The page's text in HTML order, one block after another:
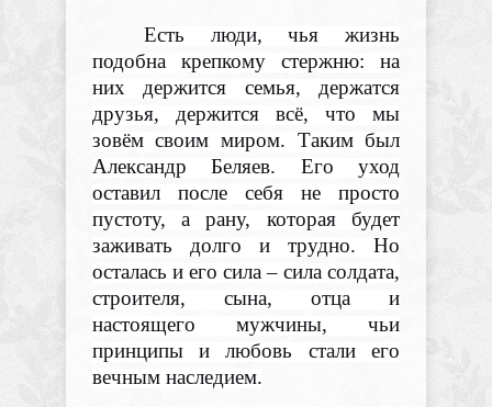
Есть люди, чья жизнь
подобна крепкому стержню: на
них держится семья, держатся
друзья, держится всё, что мы
зовём своим миром. Таким был
Александр Беляев. Его уход
оставил после себя не просто
пустоту, а рану, которая будет
заживать долго и трудно. Но
осталась и его сила – сила солдата,
строителя, сына, отца и
настоящего мужчины, чьи
принципы и любовь стали его
вечным наследием.